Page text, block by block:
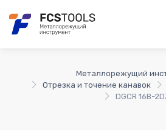
Металлорежущий
Отрезка и точение канавок
DGCR 16B-